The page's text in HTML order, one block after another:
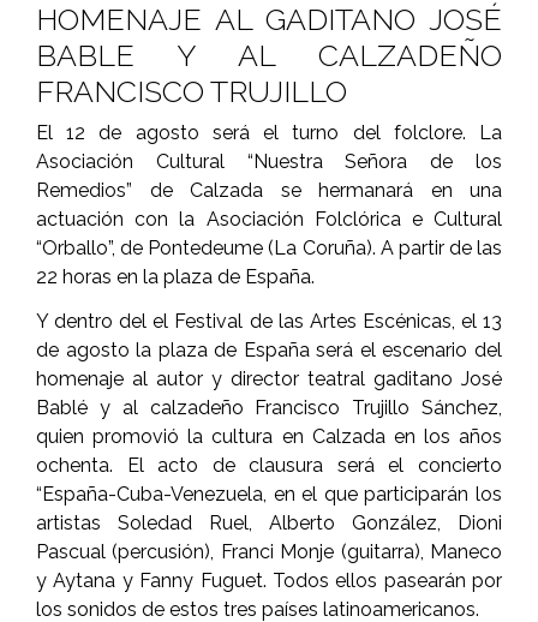
HOMENAJE AL GADITANO JOSÉ
BABLE Y AL CALZADEÑO
FRANCISCO TRUJILLO
El 12 de agosto será el turno del folclore. La
Asociación Cultural “Nuestra Señora de los
Remedios” de Calzada se hermanará en una
actuación con la Asociación Folclórica e Cultural
“Orballo”, de Pontedeume (La Coruña). A partir de las
22 horas en la plaza de España.
Y dentro del el Festival de las Artes Escénicas, el 13
de agosto la plaza de España será el escenario del
homenaje al autor y director teatral gaditano José
Bablé y al calzadeño Francisco Trujillo Sánchez,
quien promovió la cultura en Calzada en los años
ochenta. El acto de clausura será el concierto
“España-Cuba-Venezuela, en el que participarán los
artistas Soledad Ruel, Alberto González, Dioni
Pascual (percusión), Franci Monje (guitarra), Maneco
y Aytana y Fanny Fuguet. Todos ellos pasearán por
los sonidos de estos tres países latinoamericanos.